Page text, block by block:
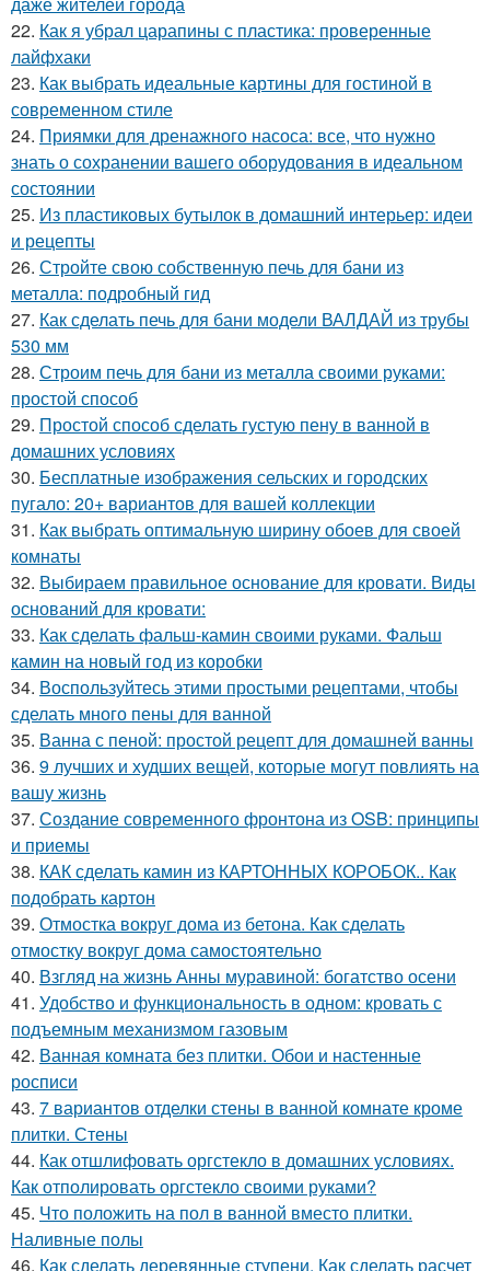
22. Как я убрал царапины с пластика: проверенные
лайфхаки
23. Как выбрать идеальные картины для гостиной в
современном стиле
24. Приямки для дренажного насоса: все, что нужно
знать о сохранении вашего оборудования в идеальном
состоянии
25. Из пластиковых бутылок в домашний интерьер: идеи
и рецепты
26. Стройте свою собственную печь для бани из
металла: подробный гид
27. Как сделать печь для бани модели ВАЛДАЙ из трубы
530 мм
28. Строим печь для бани из металла своими руками:
простой способ
29. Простой способ сделать густую пену в ванной в
домашних условиях
30. Бесплатные изображения сельских и городских
пугало: 20+ вариантов для вашей коллекции
31. Как выбрать оптимальную ширину обоев для своей
комнаты
32. Выбираем правильное основание для кровати. Виды
оснований для кровати:
33. Как сделать фальш-камин своими руками. Фальш
камин на новый год из коробки
34. Воспользуйтесь этими простыми рецептами, чтобы
сделать много пены для ванной
35. Ванна с пеной: простой рецепт для домашней ванны
36. 9 лучших и худших вещей, которые могут повлиять на
вашу жизнь
37. Создание современного фронтона из OSB: принципы
и приемы
38. КАК сделать камин из КАРТОННЫХ КОРОБОК.. Как
подобрать картон
39. Отмостка вокруг дома из бетона. Как сделать
отмостку вокруг дома самостоятельно
40. Взгляд на жизнь Анны муравиной: богатство осени
41. Удобство и функциональность в одном: кровать с
подъемным механизмом газовым
42. Ванная комната без плитки. Обои и настенные
росписи
43. 7 вариантов отделки стены в ванной комнате кроме
плитки. Стены
44. Как отшлифовать оргстекло в домашних условиях.
Как отполировать оргстекло своими руками?
45. Что положить на пол в ванной вместо плитки.
Наливные полы
46. Как сделать деревянные ступени. Как сделать расчет